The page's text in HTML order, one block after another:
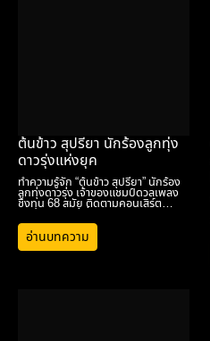
ต้นข้าว สุปรียา นักร้องลูกทุ่ง
ดาวรุ่งแห่งยุค
ทำความรู้จัก “ต้นข้าว สุปรียา” นักร้อง
ลูกทุ่งดาวรุ่ง เจ้าของแชมป์ดวลเพลง
ชิงทุน 68 สมัย ติดตามคอนเสิร์ต
Exclusive ได้ที่ Dramathai.com
อ่านบทความ